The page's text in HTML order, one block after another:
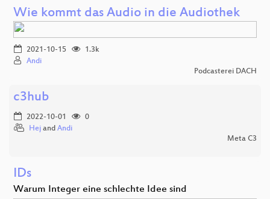
Wie kommt das Audio in die Audiothek
2021-10-15
1.3k
Andi
Podcasterei DACH
c3hub
2022-10-01
0
Hej and Andi
Meta C3
IDs
Warum Integer eine schlechte Idee sind